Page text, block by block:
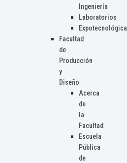
Ingeniería
Laboratorios
Expotecnológica
Facultad
de
Producción
y
Diseño
Acerca
de
la
Facultad
Escuela
Pública
de